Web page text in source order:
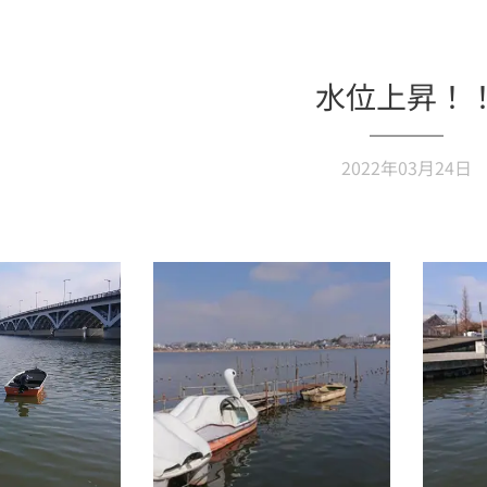
水位上昇！
2022年03月24日